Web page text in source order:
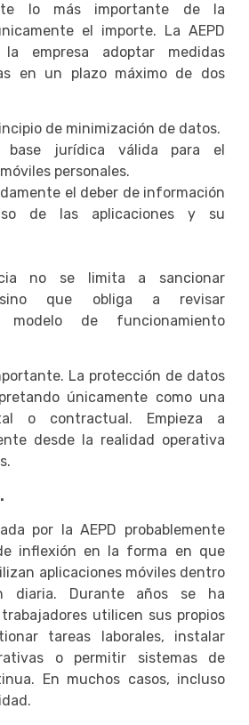
lo más importante de la
el importe. La AEPD
empresa adoptar medidas
en un plazo máximo de dos
de minimización de datos.
base jurídica válida para el
personales.
el deber de información
de las aplicaciones y su
no se limita a sancionar
sino que obliga a revisar
modelo de funcionamiento
La protección de datos
únicamente como una
o contractual. Empieza a
desde la realidad operativa
por la AEPD probablemente
inflexión en la forma en que
aplicaciones móviles dentro
diaria. Durante años se ha
utilicen sus propios
tareas laborales, instalar
o permitir sistemas de
En muchos casos, incluso